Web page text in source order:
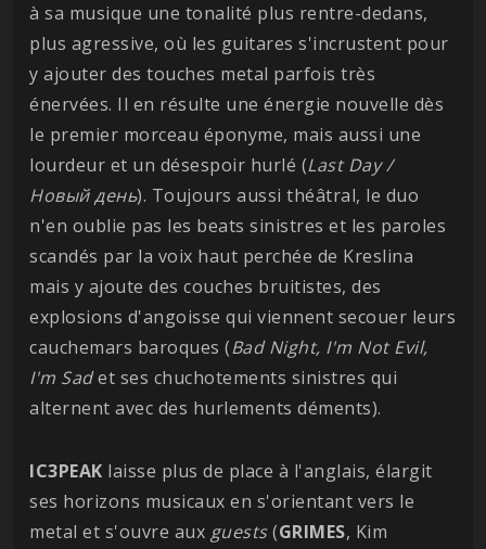
à sa musique une tonalité plus rentre-dedans,
plus agressive, où les guitares s'incrustent pour
y ajouter des touches metal parfois très
énervées. Il en résulte une énergie nouvelle dès
le premier morceau éponyme, mais aussi une
lourdeur et un désespoir hurlé (Last Day /
Новый день). Toujours aussi théâtral, le duo
n'en oublie pas les beats sinistres et les paroles
scandés par la voix haut perchée de Kreslina
mais y ajoute des couches bruitistes, des
explosions d'angoisse qui viennent secouer leurs
cauchemars baroques (Bad Night, I'm Not Evil,
I'm Sadet ses chuchotements sinistres qui
alternent avec des hurlements déments).
IC3PEAK laisse plus de place à l'anglais, élargit
ses horizons musicaux en s'orientant vers le
metal et s'ouvre aux guests(GRIMES, Kim